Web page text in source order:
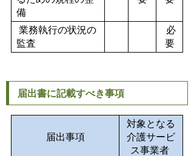
備
業務執行の状況の
監査
必
要
届出書に記載すべき事項
届出事項
対象となる
介護サービ
ス事業者